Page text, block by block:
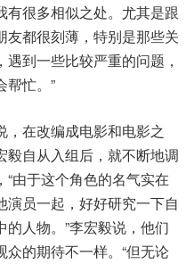
有很多相似之处。尤其是跟
友都很刻薄，特别是那些关
到一些比较严重的问题，
帮忙。”
，在改编成电影和电影之
毅自从入组后，就不断地调
由于这个角色的名气实在
演员一起，好好研究一下自
人物。”李宏毅说，他们
的期待不一样。“但无论